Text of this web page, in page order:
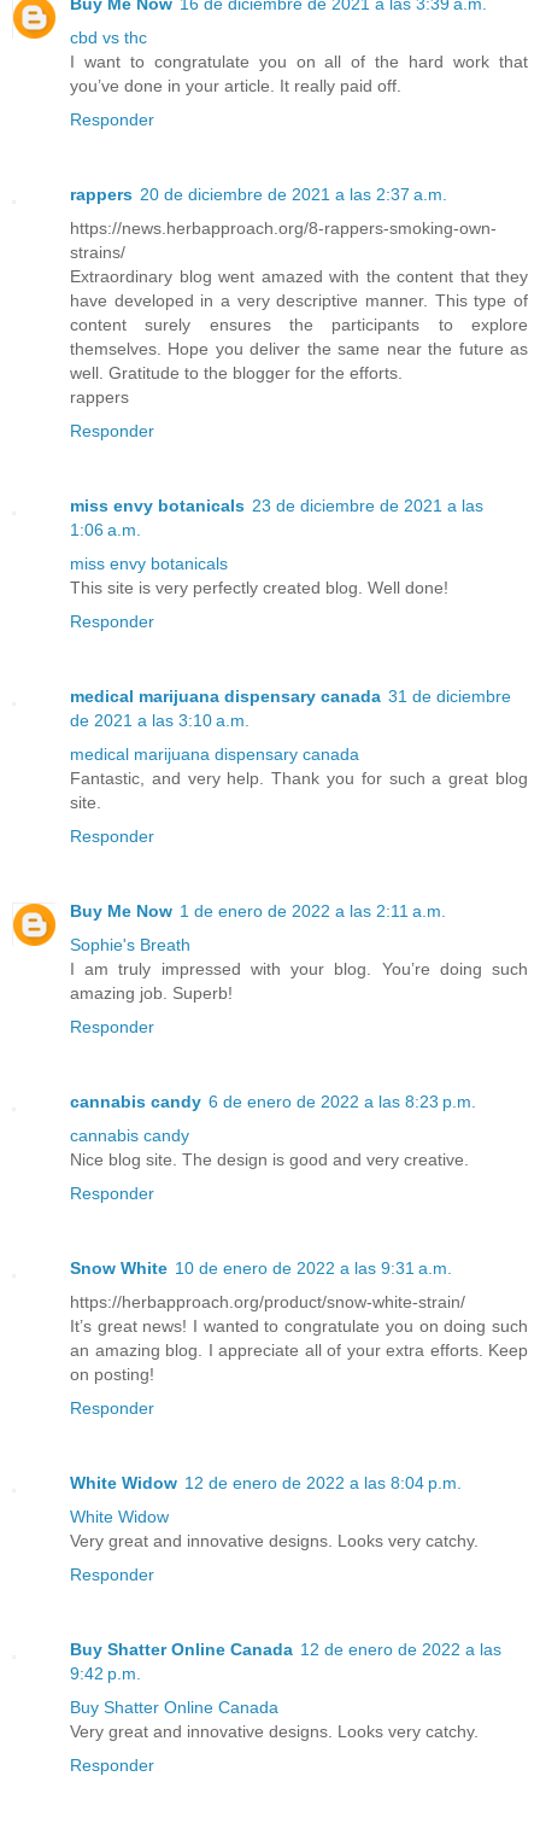
cbd vs thc
I want to congratulate you on all of the hard work that
you’ve done in your article. It really paid off.
Responder
rappers 20 de diciembre de 2021 a las 2:37 a.m.
https://news.herbapproach.org/8-rappers-smoking-own-
strains/
Extraordinary blog went amazed with the content that they
have developed in a very descriptive manner. This type of
content surely ensures the participants to explore
themselves. Hope you deliver the same near the future as
well. Gratitude to the blogger for the efforts.
rappers
Responder
miss envy botanicals 23 de diciembre de 2021 a las
1:06 a.m.
miss envy botanicals
This site is very perfectly created blog. Well done!
Responder
medical marijuana dispensary canada 31 de diciembre
de 2021 a las 3:10 a.m.
medical marijuana dispensary canada
Fantastic, and very help. Thank you for such a great blog
site.
Responder
Buy Me Now 1 de enero de 2022 a las 2:11 a.m.
Sophie's Breath
I am truly impressed with your blog. You’re doing such
amazing job. Superb!
Responder
cannabis candy 6 de enero de 2022 a las 8:23 p.m.
cannabis candy
Nice blog site. The design is good and very creative.
Responder
Snow White 10 de enero de 2022 a las 9:31 a.m.
https://herbapproach.org/product/snow-white-strain/
It’s great news! I wanted to congratulate you on doing such
an amazing blog. I appreciate all of your extra efforts. Keep
on posting!
Responder
White Widow 12 de enero de 2022 a las 8:04 p.m.
White Widow
Very great and innovative designs. Looks very catchy.
Responder
Buy Shatter Online Canada 12 de enero de 2022 a las
9:42 p.m.
Buy Shatter Online Canada
Very great and innovative designs. Looks very catchy.
Responder